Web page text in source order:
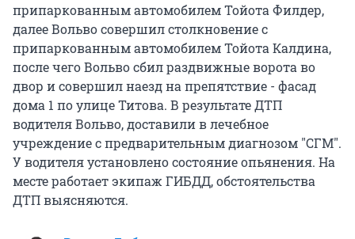
припаркованным автомобилем Тойота Филдер,
далее Вольво совершил столкновение с
припаркованным автомобилем Тойота Калдина,
после чего Вольво сбил раздвижные ворота во
двор и совершил наезд на препятствие - фасад
дома 1 по улице Титова. В результате ДТП
водителя Вольво, доставили в лечебное
учреждение с предварительным диагнозом "СГМ".
У водителя установлено состояние опьянения. На
месте работает экипаж ГИБДД, обстоятельства
ДТП выясняются.